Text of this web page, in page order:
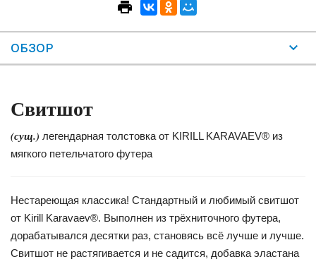
ОБЗОР
Свитшот
(сущ.) легендарная толстовка от KIRILL KARAVAEV® из
мягкого петельчатого футера
Нестареющая классика! Стандартный и любимый свитшот
от Kirill Karavaev®. Выполнен из трёхниточного футера,
дорабатывался десятки раз, становясь всё лучше и лучше.
Свитшот не растягивается и не садится, добавка эластана